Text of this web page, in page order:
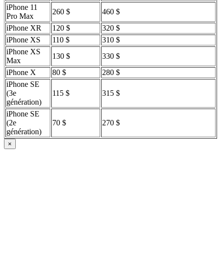
iPhone 11
Pro Max
260 $
460 $
iPhone XR
120 $
320 $
iPhone XS
110 $
310 $
iPhone XS
Max
130 $
330 $
iPhone X
80 $
280 $
iPhone SE
(3e
génération)
115 $ 315 $
iPhone SE
(2e
génération)
70 $ 270 $
×